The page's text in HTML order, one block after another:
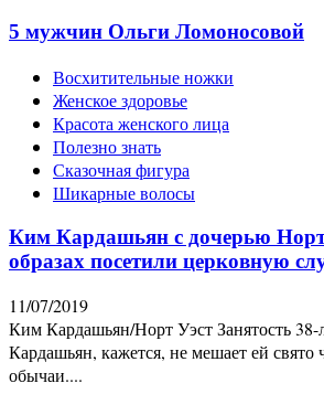
5 мужчин Ольги Ломоносовой
Восхитительные ножки
Женское здоровье
Красота женского лица
Полезно знать
Сказочная фигура
Шикарные волосы
Ким Кардашьян с дочерью
образах посетили церковную
11/07/2019
Ким Кардашьян/Норт Уэст Занятость
Кардашьян, кажется, не мешает ей свято
обычаи....